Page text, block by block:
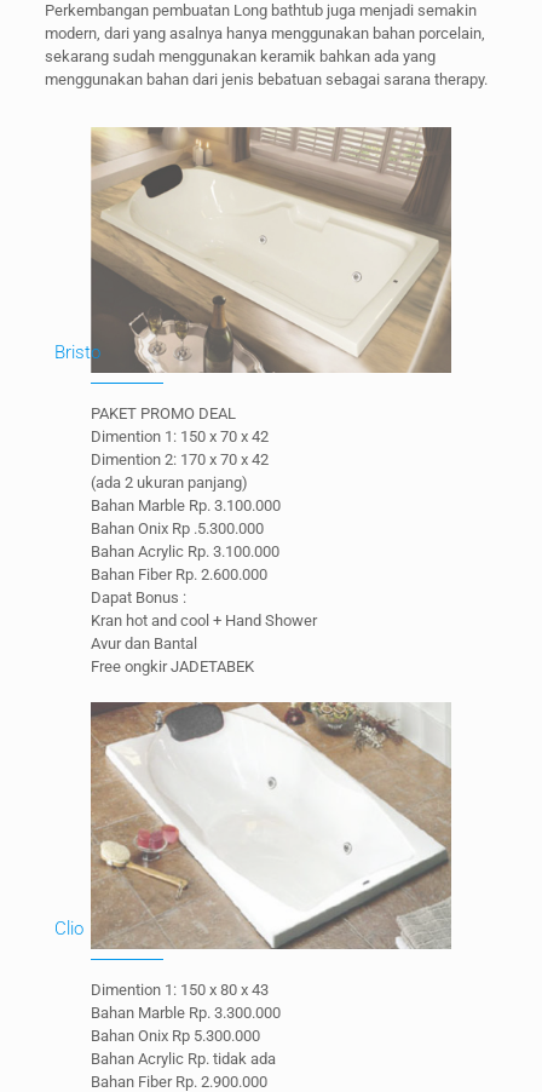
Perkembangan pembuatan Long bathtub juga menjadi semakin
modern, dari yang asalnya hanya menggunakan bahan porcelain,
sekarang sudah menggunakan keramik bahkan ada yang
menggunakan bahan dari jenis bebatuan sebagai sarana therapy.
Bristo
PAKET PROMO DEAL
Dimention 1: 150 x 70 x 42
Dimention 2: 170 x 70 x 42
(ada 2 ukuran panjang)
Bahan Marble Rp. 3.100.000
Bahan Onix Rp .5.300.000
Bahan Acrylic Rp. 3.100.000
Bahan Fiber Rp. 2.600.000
Dapat Bonus :
Kran hot and cool + Hand Shower
Avur dan Bantal
Free ongkir JADETABEK
Clio
Dimention 1: 150 x 80 x 43
Bahan Marble Rp. 3.300.000
Bahan Onix Rp 5.300.000
Bahan Acrylic Rp. tidak ada
Bahan Fiber Rp. 2.900.000